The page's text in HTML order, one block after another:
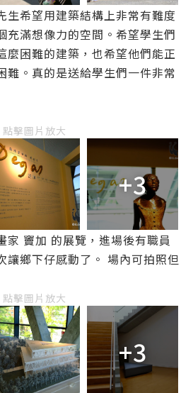
生希望用建築結構上非常有難度
充滿想像力的空間。希望學生們
麼困難的建築，也希望他們能正
難。真的是送給學生們一件非常
點擊圖片放大
+3
家 竇加 的展覽，進場後有職員
讓鄉下仔感動了。 場內可拍照但
點擊圖片放大
+3